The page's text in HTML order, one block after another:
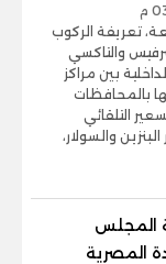
تعريفة الركوب
والتاكسي
بين مراكز
بالمحافظات
التلقائي
والسولار،
المجلس
المصرية